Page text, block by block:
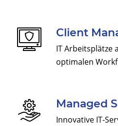
Client
IT Arbeitsplätze
optimalen
Managed
Innovative IT-